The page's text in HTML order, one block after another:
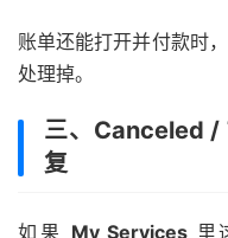
账单还能打开并付款时
处理掉。
三、Canceled /
复
如果 My Services 里